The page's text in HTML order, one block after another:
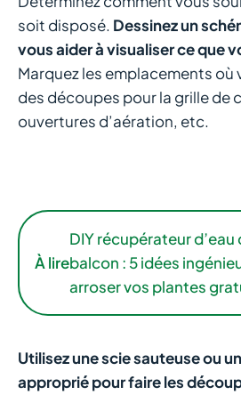
soit disposé. Dessinez un
vous aider à visualiser ce que
Marquez les emplacements où
des découpes pour la grille de
ouvertures d’aération, etc.
À lire
DIY récupérateur
balcon : 5 idées
arroser vos plantes
Utilisez une scie sauteuse ou
approprié pour faire les